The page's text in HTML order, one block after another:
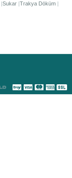
Sukar Trakya Döküm